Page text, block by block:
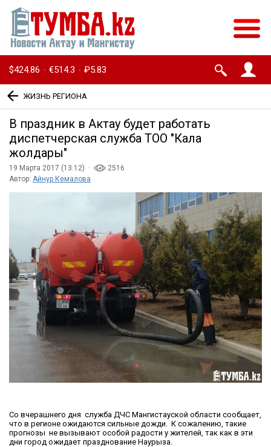
$424.86 · €514.3 · ₽5.83
ЖИЗНЬ РЕГИОНА
В праздник в Актау будет работать
диспетчерская служба ТОО ″Кала
жолдары″
19 Марта 2017 (13:12) ·
2516
Автор: Айнур Кемалова
Со вчерашнего дня служба ДЧС Мангистауской области сообщает,
что в регионе ожидаются сильные дожди. К сожалению, такие
прогнозы не вызывают особой радости у жителей, так как в эти
дни город ожидает празднование Наурыза.